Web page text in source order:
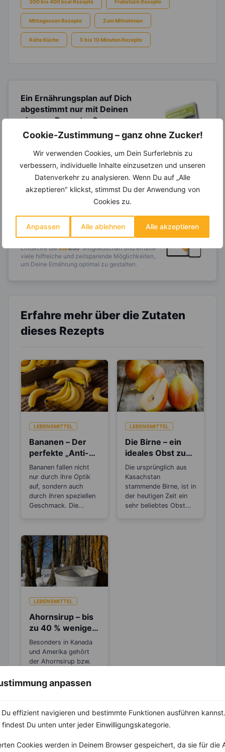
Cookie-Zustimmung – ganz ohne Zucker!
Wir verwenden Cookies, um Dein Surferlebnis zu
verbessern, individuelle Inhalte einzusetzen und unseren
Datenverkehr zu analysieren. Wenn Du auf „Alle
akzeptieren" klickst, stimmst Du der Anwendung von
Cookies zu.
Anpassen Alle ablehnen Alle akzeptieren
anpassen
effizient navigieren und bestimmte Funktionen ausführen
Du unten unter jeder Einwilligungskategorie.
Cookies werden in Deinem Browser gespeichert, da sie für die
300 bis 400 kcal Rezepte Frühstück Rezepte
Mittagessen Rezepte Zum Mitnehmen
Kalte Küche 5 bis 10 Minuten Rezepte
Ein Ernährungsplan auf Dich
abgestimmt nur mit Deinen
eigenen Rezepten?
Erstelle Dir Deinen eigenen, individuellen
Lieblingsrezepten auf Basis des gesamten
Know-Hows voninvi koo .
Wochenplaner,dynamische
Einkaufsliste und noch mehr?
Entdecke dieinvikoo-Mitgliedschaft und erhalte
viele hilfreiche und zeitsparende Möglichkeiten,
um Deine Ernährung optimal zu gestalten.
Erfahre mehr über die Zutaten
dieses Rezepts
LEBENSMITTEL
Bananen – Der
perfekte „Anti-
Stress“-Snack
Bananen fallen nicht
nur durch ihre Optik
auf, sondern auch
durch ihren speziellen
Geschmack. Die...
LEBENSMITTEL
Die Birne – ein
ideales Obst zum
Abnehmen
Die ursprünglich aus
Kasachstan
stammende Birne, ist in
der heutigen Zeit ein
sehr beliebtes Obst...
LEBENSMITTEL
Ahornsirup – bis
zu 40 % weniger
Kalorien als
Zucker
Besonders in Kanada
und Amerika gehört
der Ahornsirup bzw.
den Klassikern,...
Weitere Vegetarische Rezepte